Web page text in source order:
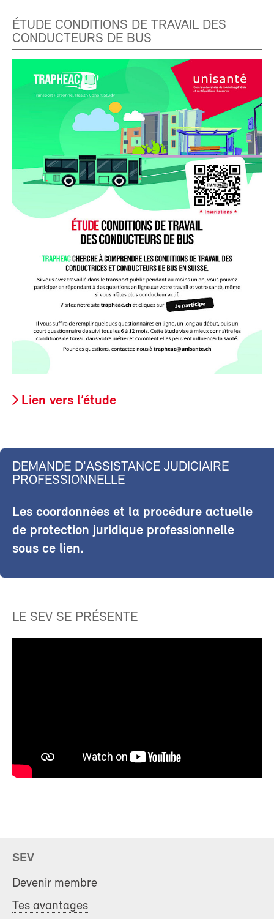
ÉTUDE CONDITIONS DE TRAVAIL DES
CONDUCTEURS DE BUS
Lien vers l’étude
DEMANDE D'ASSISTANCE JUDICIAIRE
PROFESSIONNELLE
Les coordonnées et la procédure actuelle
de protection juridique professionnelle
sous ce lien.
LE SEV SE PRÉSENTE
SEV
Devenir membre
Tes avantages